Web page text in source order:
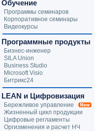
Обучение
Программы семинаров
Корпоративное семинары
Видеокурсы
Программные продукты
Бизнес-инженер
SILA Union
Business Studio
Microsoft Visio
Битрикс24
LEAN и Цифровизация
Бережливое управление
Жизненный цикл продукции
Цифровые регламенты
Оргизменения и расчет НЧ